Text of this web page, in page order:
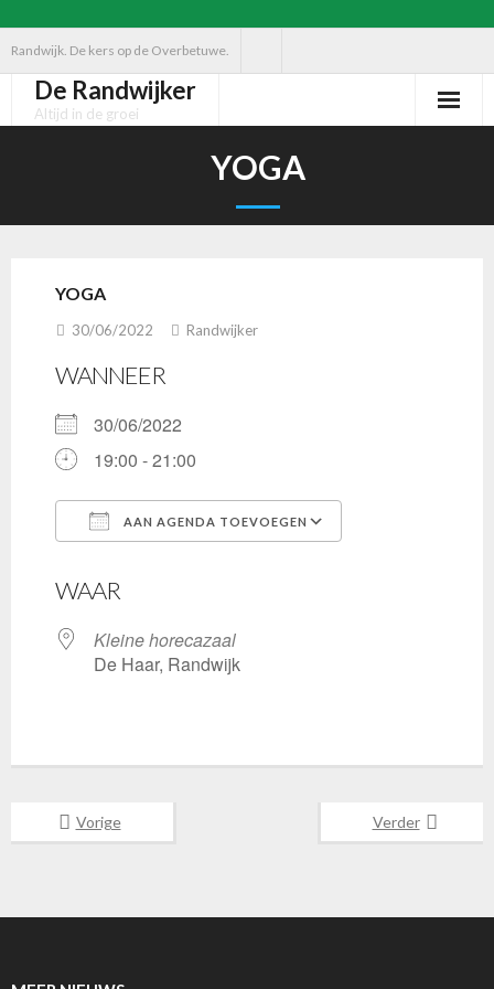
inhoud
Randwijk. De kers op de Overbetuwe.
De Randwijker
Altijd in de groei
YOGA
YOGA
30/06/2022 Randwijker
WANNEER
30/06/2022
19:00 - 21:00
AAN AGENDA TOEVOEGEN
WAAR
Kleine horecazaal
De Haar, Randwijk
Vorige Verder